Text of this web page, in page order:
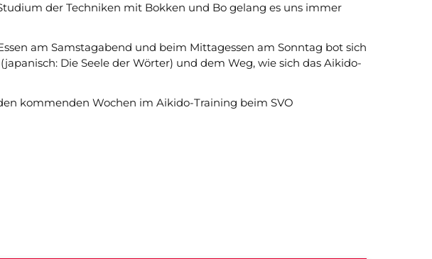
der Techniken mit Bokken und Bo gelang es uns immer
am Samstagabend und beim Mittagessen am Sonntag bot sich
Die Seele der Wörter) und dem Weg, wie sich das Aikido-
kommenden Wochen im Aikido-Training beim SVO